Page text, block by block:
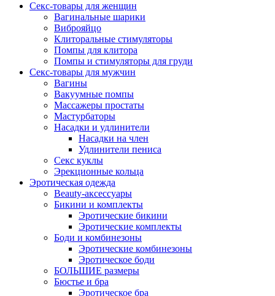
Секс-товары для женщин
Вагинальные шарики
Виброяйцо
Клиторальные стимуляторы
Помпы для клитора
Помпы и стимуляторы для груди
Секс-товары для мужчин
Вагины
Вакуумные помпы
Массажеры простаты
Мастурбаторы
Насадки и удлинители
Насадки на член
Удлинители пениса
Секс куклы
Эрекционные кольца
Эротическая одежда
Beauty-аксессуары
Бикини и комплекты
Эротические бикини
Эротические комплекты
Боди и комбинезоны
Эротические комбинезоны
Эротическое боди
БОЛЬШИЕ размеры
Бюстье и бра
Эротическое бра